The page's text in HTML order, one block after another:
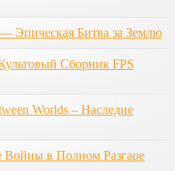
Эпическая Битва за Землю
Сборник FPS
Worlds – Наследие
Войны в Полном Разгаре